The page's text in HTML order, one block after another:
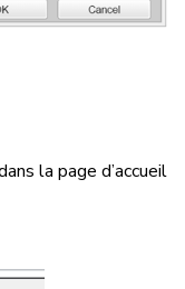
la page d’accueil